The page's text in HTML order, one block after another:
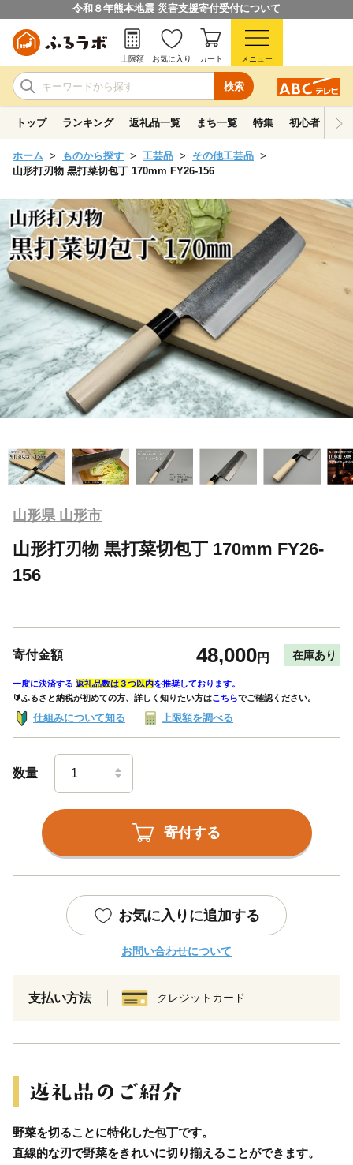
令和８年熊本地震 災害支援寄付受付について
検索
上限額 お気に入り カート メニュー
トップ ランキング 返礼品一覧 まち一覧 特集 初心者ガイド
ホーム ものから探す 工芸品
その他工芸品
山形打刃物 黒打菜切包丁 170mm FY26-156
山形県 山形市
山形打刃物 黒打菜切包丁 170mm FY26-
156
寄付金額 48,000円 在庫あり
一度に決済する 返礼品数は３つ以内を推奨しております。
🔰ふるさと納税が初めての方、詳しく知りたい方はこちらでご確認ください。
仕組みについて知る 上限額を調べる
数量
寄付する
お気に入りに追加する
お問い合わせについて
支払い方法 クレジットカード
野菜を切ることに特化した包丁です。
直線的な刃で野菜をきれいに切り揃えることができます。